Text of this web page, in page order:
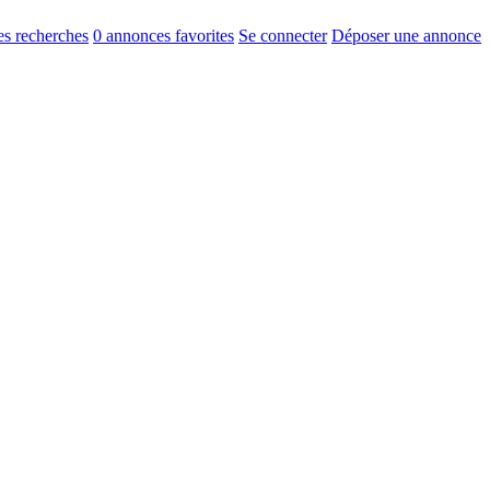
recherches 0 annonces favorites Se connecter Déposer une annonce